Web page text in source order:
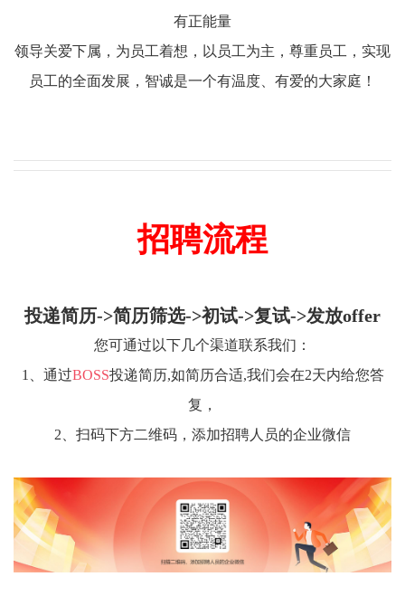
有正能量
领导关爱下属，为员工着想，以员工为主，尊重员工，实现
员工的全面发展，智诚是一个有温度、有爱的大家庭！
招聘流程
投递简历->简历筛选->初试->复试->发放offer
您可通过以下几个渠道联系我们：
1、通过BOSS投递简历,如简历合适,我们会在2天内给您答
复，
2、扫码下方二维码，添加招聘人员的企业微信